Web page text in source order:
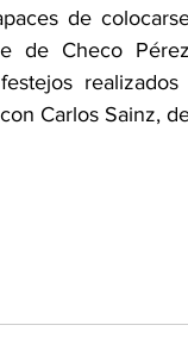
de
de Checo
realizados
Carlos Sainz,